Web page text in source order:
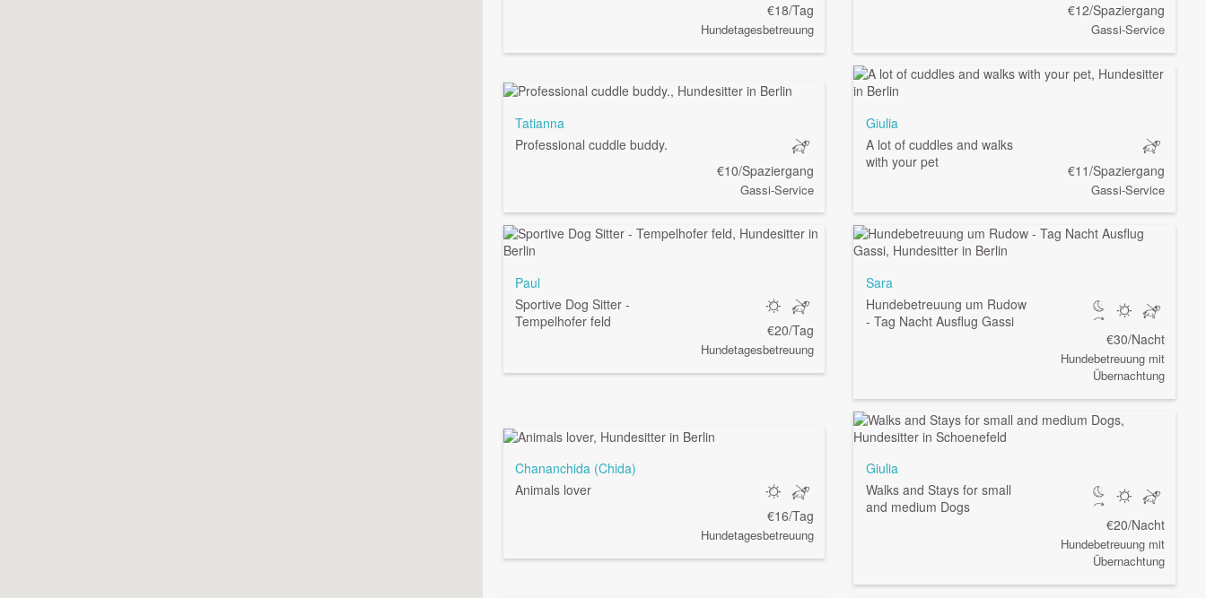
€18/Tag
Hundetagesbetreuung
€12/Spaziergang
Gassi-Service
Tatianna
Professional cuddle buddy.
€10/Spaziergang
Gassi-Service
Giulia
A lot of cuddles and walks
with your pet
€11/Spaziergang
Gassi-Service
Paul
Sportive Dog Sitter -
Tempelhofer feld
€20/Tag
Hundetagesbetreuung
Sara
Hundebetreuung um Rudow
- Tag Nacht Ausflug Gassi
€30/Nacht
Hundebetreuung mit
Übernachtung
Chananchida (Chida)
Animals lover
€16/Tag
Hundetagesbetreuung
Giulia
Walks and Stays for small
and medium Dogs
€20/Nacht
Hundebetreuung mit
Übernachtung